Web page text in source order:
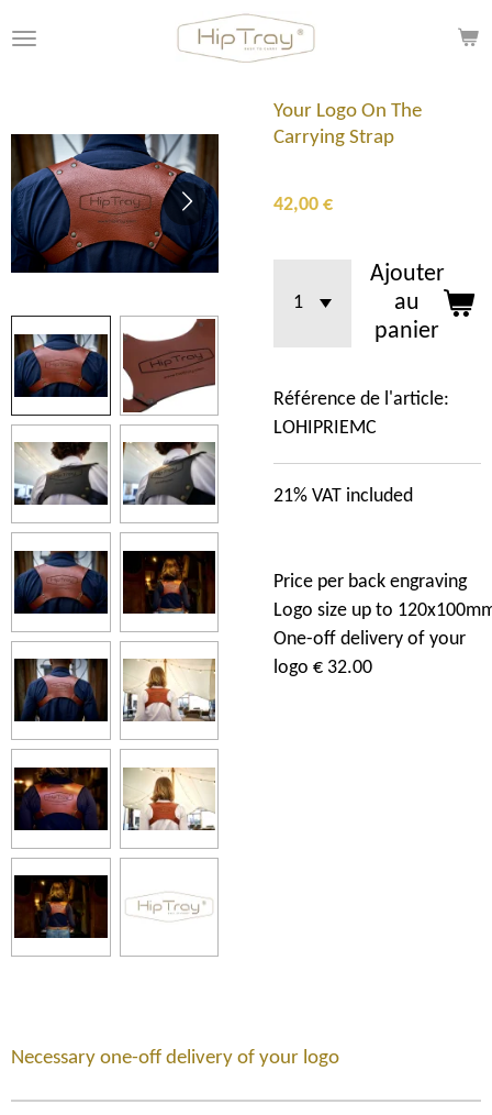
au
Your Logo On The
Carrying Strap
42,00 €
Ajouter
au
panier
Référence de l'article:
LOHIPRIEMC
21% VAT included
Price per back engraving
Logo size up to
One-off delivery of your
logo € 32.00
Necessary one-off delivery of your logo